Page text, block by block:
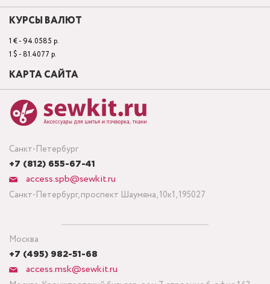
Санкт-Петербург
+7 (812) 655-67-41
access.spb@sewkit.ru
Санкт-Петербург, проспект Шаумяна, 10к1, 195027
Москва
+7 (495) 982-51-68
access.msk@sewkit.ru
КУРСЫ ВАЛЮТ
1 € - 94.0585 р.
1 $ - 81.4077 р.
КАРТА САЙТА